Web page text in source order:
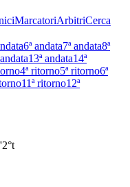
MarcatoriArbitriCerca
6ª andata7ª andata8ª
13ª andata14ª
4ª ritorno5ª ritorno6ª
11ª ritorno12ª
2°t